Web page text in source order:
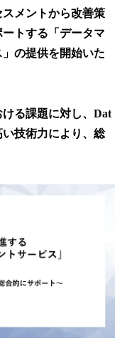
メントから改善策
トする「データマ
の提供を開始いた
る課題に対し、Dat
技術力により、総